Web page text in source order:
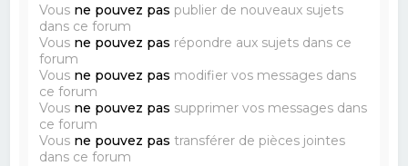
Vous ne pouvez pas publier de nouveaux sujets
dans ce forum
Vous ne pouvez pas répondre aux sujets dans ce
forum
Vous ne pouvez pas modifier vos messages dans
ce forum
Vous ne pouvez pas supprimer vos messages dans
ce forum
Vous ne pouvez pas transférer de pièces jointes
dans ce forum